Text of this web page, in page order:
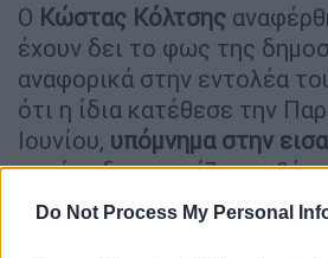
Do Not Process My Personal
Ο Κώστας Κόλτσης
έχουν δει το φως της
αναφορικά στην εντολέα
ότι η ίδια κατέθεσε την
Ιουνίου, υπόμνημα στην
οποίου διευκρινίζει τη
το σημείωμα που άφησε ο
γυμναστής πριν δώσει